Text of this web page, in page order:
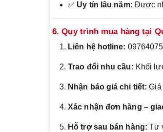
✅ Uy tín lâu năm: Được
6. Quy trình mua hàng tại
Liên hệ hotline:
Trao đổi nhu cầu: Khối
Nhận báo giá chi tiết: Giá
Xác nhận đơn hàng –
Hỗ trợ sau bán hàng: Tư